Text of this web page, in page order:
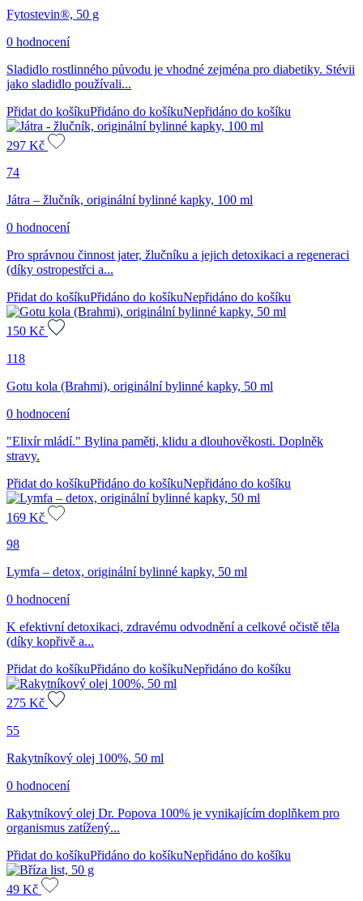
Fytostevin®, 50 g
0 hodnocení
Sladidlo rostlinného původu je vhodné zejména pro diabetiky. Stévii
jako sladidlo používali...
Přidat do košíkuPřidáno do košíkuNepřidáno do košíku
297 Kč
74
Játra – žlučník, originální bylinné kapky, 100 ml
0 hodnocení
Pro správnou činnost jater, žlučníku a jejich detoxikaci a regeneraci
(díky ostropestřci a...
Přidat do košíkuPřidáno do košíkuNepřidáno do košíku
150 Kč
118
Gotu kola (Brahmi), originální bylinné kapky, 50 ml
0 hodnocení
"Elixír mládí." Bylina paměti, klidu a dlouhověkosti. Doplněk
stravy.
Přidat do košíkuPřidáno do košíkuNepřidáno do košíku
169 Kč
98
Lymfa – detox, originální bylinné kapky, 50 ml
0 hodnocení
K efektivní detoxikaci, zdravému odvodnění a celkové očistě těla
(díky kopřivě a...
Přidat do košíkuPřidáno do košíkuNepřidáno do košíku
275 Kč
55
Rakytníkový olej 100%, 50 ml
0 hodnocení
Rakytníkový olej Dr. Popova 100% je vynikajícím doplňkem pro
organismus zatížený...
Přidat do košíkuPřidáno do košíkuNepřidáno do košíku
49 Kč